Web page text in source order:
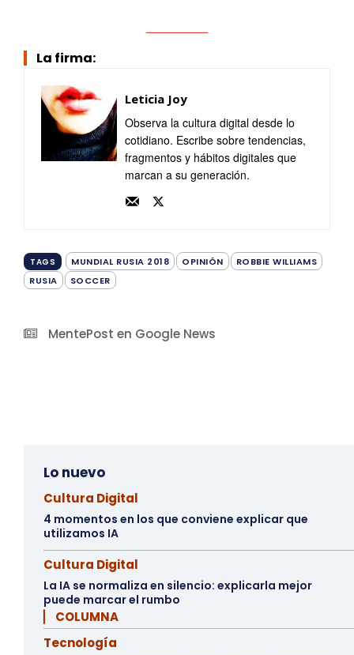
La firma:
Leticia Joy
Observa la cultura digital desde lo
cotidiano. Escribe sobre tendencias,
fragmentos y hábitos digitales que
marcan a su generación.
TAGS MUNDIAL RUSIA 2018 OPINIÓN
ROBBIE WILLIAMS
RUSIA
SOCCER
MentePost en Google News
Lo nuevo
Cultura Digital
4 momentos en los que conviene explicar que
utilizamos IA
Cultura Digital
La IA se normaliza en silencio: explicarla mejor
puede marcar el rumbo
▏ COLUMNA
Tecnología